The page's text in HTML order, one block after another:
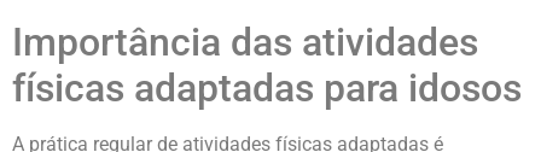
Importância das atividades
físicas adaptadas para idosos
A prática regular de atividades físicas adaptadas é